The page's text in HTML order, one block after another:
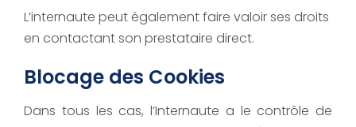
L’internaute peut également faire valoir ses droits
en contactant son prestataire direct.
Blocage des Cookies
Dans tous les cas, l’Internaute a le contrôle de